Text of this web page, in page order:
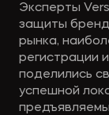
Эксперты
защиты
рынка,
регистрации
поделились
успешной